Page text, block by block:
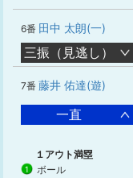
6番 田中 太朗(一)
三振（見逃し）
7番 藤井 佑達(遊)
一直
１アウト満塁
1 ボール